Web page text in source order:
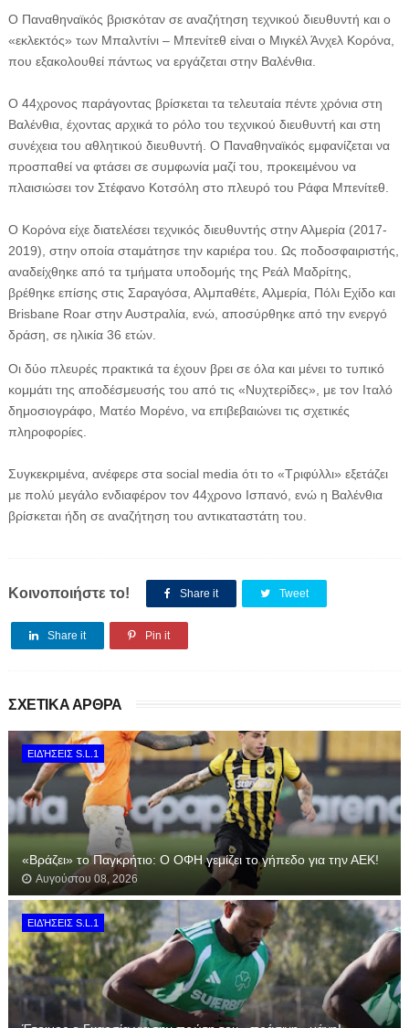
Ο Παναθηναϊκός βρισκόταν σε αναζήτηση τεχνικού διευθυντή και ο
«εκλεκτός» των Μπαλντίνι – Μπενίτεθ είναι ο Μιγκέλ Άνχελ Κορόνα,
που εξακολουθεί πάντως να εργάζεται στην Βαλένθια.
Ο 44χρονος παράγοντας βρίσκεται τα τελευταία πέντε χρόνια στη
Βαλένθια, έχοντας αρχικά το ρόλο του τεχνικού διευθυντή και στη
συνέχεια του αθλητικού διευθυντή. Ο Παναθηναϊκός εμφανίζεται να
προσπαθεί να φτάσει σε συμφωνία μαζί του, προκειμένου να
πλαισιώσει τον Στέφανο Κοτσόλη στο πλευρό του Ράφα Μπενίτεθ.
Ο Κορόνα είχε διατελέσει τεχνικός διευθυντής στην Αλμερία (2017-
2019), στην οποία σταμάτησε την καριέρα του. Ως ποδοσφαιριστής,
αναδείχθηκε από τα τμήματα υποδομής της Ρεάλ Μαδρίτης,
βρέθηκε επίσης στις Σαραγόσα, Αλμπαθέτε, Αλμερία, Πόλι Εχίδο και
Brisbane Roar στην Αυστραλία, ενώ, αποσύρθηκε από την ενεργό
δράση, σε ηλικία 36 ετών.
Οι δύο πλευρές πρακτικά τα έχουν βρει σε όλα και μένει το τυπικό
κομμάτι της αποδέσμευσής του από τις «Νυχτερίδες», με τον Ιταλό
δημοσιογράφο, Ματέο Μορένο, να επιβεβαιώνει τις σχετικές
πληροφορίες.
Συγκεκριμένα, ανέφερε στα social media ότι το «Τριφύλλι» εξετάζει
με πολύ μεγάλο ενδιαφέρον τον 44χρονο Ισπανό, ενώ η Βαλένθια
βρίσκεται ήδη σε αναζήτηση του αντικαταστάτη του.
Κοινοποιήστε το! Share it Tweet
Share it Pin it
ΣΧΕΤΙΚΑ ΑΡΘΡΑ
ΕΙΔΉΣΕΙΣ S.L.1
«Βράζει» το Παγκρήτιο: Ο ΟΦΗ γεμίζει το γήπεδο για την ΑΕΚ!
Αυγούστου 08, 2026
ΕΙΔΉΣΕΙΣ S.L.1